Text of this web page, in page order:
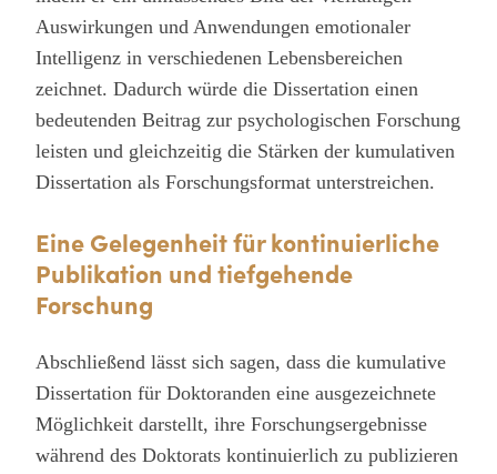
Auswirkungen und Anwendungen emotionaler
Intelligenz in verschiedenen Lebensbereichen
zeichnet. Dadurch würde die Dissertation einen
bedeutenden Beitrag zur psychologischen Forschung
leisten und gleichzeitig die Stärken der kumulativen
Dissertation als Forschungsformat unterstreichen.
Eine Gelegenheit für kontinuierliche
Publikation und tiefgehende
Forschung
Abschließend lässt sich sagen, dass die kumulative
Dissertation für Doktoranden eine ausgezeichnete
Möglichkeit darstellt, ihre Forschungsergebnisse
während des Doktorats kontinuierlich zu publizieren